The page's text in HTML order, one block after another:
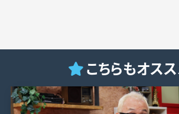
こちらもオスス